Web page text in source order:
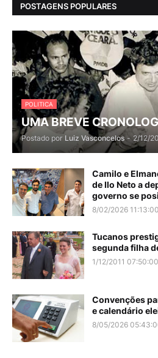
POSTAGENS POPULARES
POLITICA
UMA BREVE
Postado por Luiz Vasconcelos - 2/12/
Camilo e
de Ilo Neto a
governo se
8/02/2026
Tucanos
segunda filha
1/12/2011
Convenções
e calendário
8/05/2026